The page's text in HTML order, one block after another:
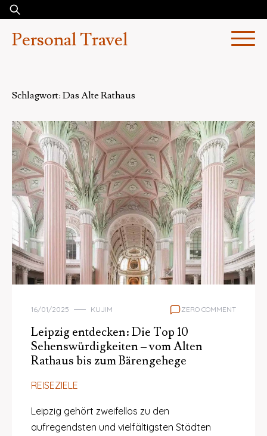
Skip
content
Suchen
Personal Travel
Schlagwort: Das Alte Rathaus
16/01/2025 KUJIM ZERO COMMENT
Leipzig entdecken: Die Top 10
Sehenswürdigkeiten – vom Alten
Rathaus bis zum Bärengehege
REISEZIELE
Leipzig gehört zweifellos zu den
aufregendsten und vielfältigsten Städten